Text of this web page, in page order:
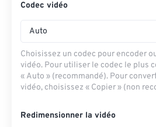
Codec vidéo
Auto
Choisissez un codec pour encoder
vidéo. Pour utiliser le codec le plus
« Auto » (recommandé). Pour
vidéo, choisissez « Copier » (non
Redimensionner la vidéo